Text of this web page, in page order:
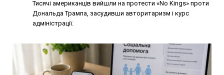
Тисячі американців вийшли на протести «No Kings» проти
Дональда Трампа, засудивши авторитаризм і курс
адміністрації.